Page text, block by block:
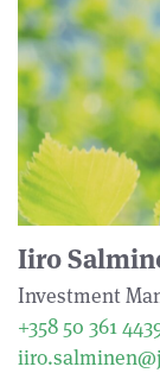
Iiro
Investment
+358 50 361